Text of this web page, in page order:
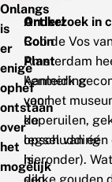
Onlangs
is
er
enige
ophef
ontstaan
over
het
mogelijk
Artikel
Colin
Plant
Aanleiding
voor
de
opschudding
is
een
Onderzoek in
Rob de Vos
Amsterdam
kenmerk
van het
koperuilen,
legsel van
hieronder).
dikke gouden